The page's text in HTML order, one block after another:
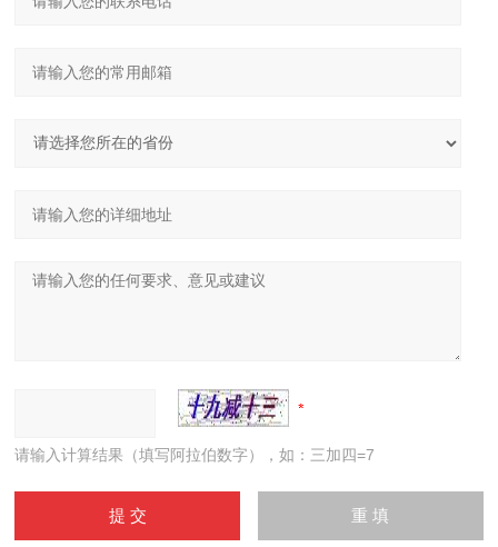
请输入计算结果（填写阿拉伯数字），如：三加四=7